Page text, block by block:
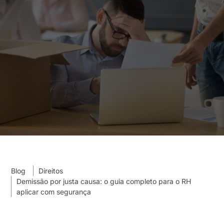
Blog
Direitos
Demissão por justa causa: o guia completo para o RH
aplicar com segurança